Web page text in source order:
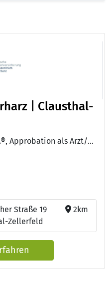
| Clausthal-
Qualifikationen: QMS-REHA®, Approbation als Arzt/Ärztin, Facharzt/Fachärztin für Innere Medizin und Hämatologie und Onkologie
Straße 19
Zellerfeld
2km